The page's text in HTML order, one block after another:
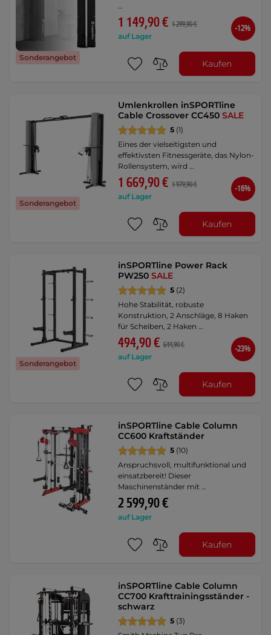
Sonderangebot
…
1 149,90 € 1 299,90 €
auf Lager
-12%
Kaufen
Sonderangebot
Umlenkrollen inSPORTline
Cable Crossover CC450SALE
5 (1)
Eines der vielseitigsten und
effektivsten Fitnessgeräte, das Nylon-
Rollensystem, wird …
1 669,90 € 1 979,90 €
auf Lager
-16%
Kaufen
Sonderangebot
inSPORTline Power Rack
PW250SALE
5 (2)
Hohe Stabilität, robuste
Konstruktion, 2 Anschläge, 8 Haken
für Scheiben, 2 Haken …
494,90 € 644,90 €
auf Lager
-23%
Kaufen
inSPORTline Cable Column
CC600 Kraftständer
5 (10)
Anspruchsvoll, multifunktional und
einsatzbereit! Dieser
Maschinenständer mit …
2 599,90 €
auf Lager
Kaufen
inSPORTline Cable Column
CC700 Krafttrainingsständer -
schwarz
5 (3)